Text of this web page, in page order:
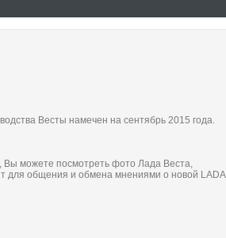
Весты намечен на сентябрь 2015 года.
Вы можете посмотреть фото Лада Веста,
для общения и обмена мнениями о новой LADA